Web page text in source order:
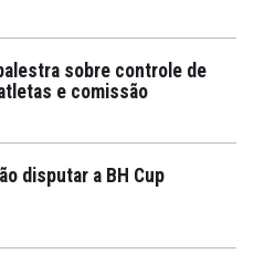
sobre controle de
e comissão
disputar a BH Cup